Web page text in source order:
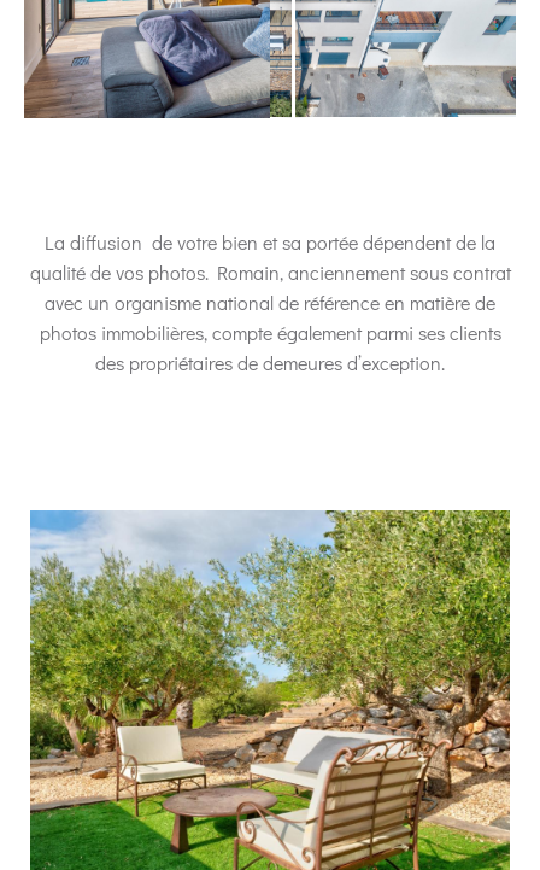
La diffusion de votre bien et sa portée dépendent de la
qualité de vos photos. Romain, anciennement sous contrat
avec un organisme national de référence en matière de
photos immobilières, compte également parmi ses clients
des propriétaires de demeures d’exception.